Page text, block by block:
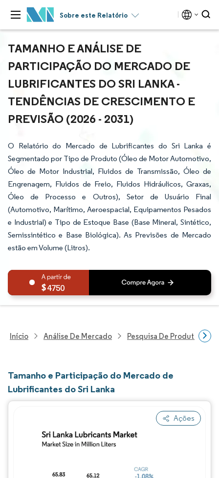
Sobre este Relatório
TAMANHO E ANÁLISE DE
PARTICIPAÇÃO DO MERCADO DE
LUBRIFICANTES DO SRI LANKA -
TENDÊNCIAS DE CRESCIMENTO E
PREVISÃO (2026 - 2031)
O Relatório do Mercado de Lubrificantes do Sri Lanka é
Segmentado por Tipo de Produto (Óleo de Motor Automotivo,
Óleo de Motor Industrial, Fluidos de Transmissão, Óleo de
Engrenagem, Fluidos de Freio, Fluidos Hidráulicos, Graxas,
Óleo de Processo e Outros), Setor de Usuário Final
(Automotivo, Marítimo, Aeroespacial, Equipamentos Pesados
e Industrial) e Tipo de Estoque Base (Base Mineral, Sintético,
Semissintético e Base Biológica). As Previsões de Mercado
estão em Volume (Litros).
4750
Início Análise De Mercado Pesquisa De Produtos
Tamanho e Participação do Mercado de
Lubrificantes do Sri Lanka
Ações